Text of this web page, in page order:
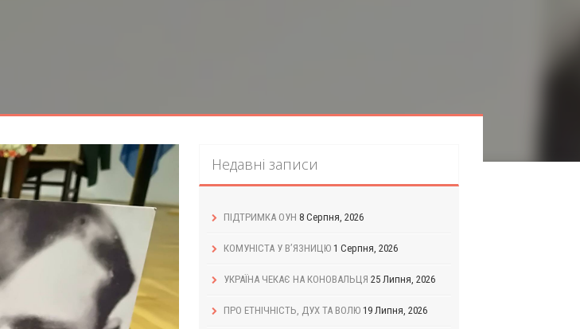
Недавні записи
ПІДТРИМКА ОУН 8 Серпня, 2026
КОМУНІСТА У В’ЯЗНИЦЮ 1 Серпня, 2026
УКРАЇНА ЧЕКАЄ НА КОНОВАЛЬЦЯ 25 Липня, 2026
ПРО ЕТНІЧНІСТЬ, ДУХ ТА ВОЛЮ 19 Липня, 2026